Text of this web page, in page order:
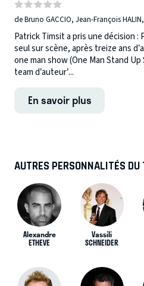
de Bruno GACCIO, Jean-François
Patrick Timsit a pris une décision
seul sur scène, après treize ans
one man show (One Man Stand Up
team d’auteur’...
En savoir plus
AUTRES PERSONNALITÉS DU
Alexandre
ETHEVE
Vassili
SCHNEIDER